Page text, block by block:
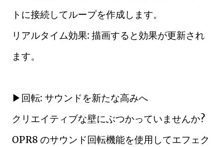
トに接続してループを作成します。
リアルタイム効果: 描画すると効果が更新され
ます。
▶回転: サウンドを新たな高みへ
クリエイティブな壁にぶつかっていませんか?
OPR8 のサウンド回転機能を使用してエフェク